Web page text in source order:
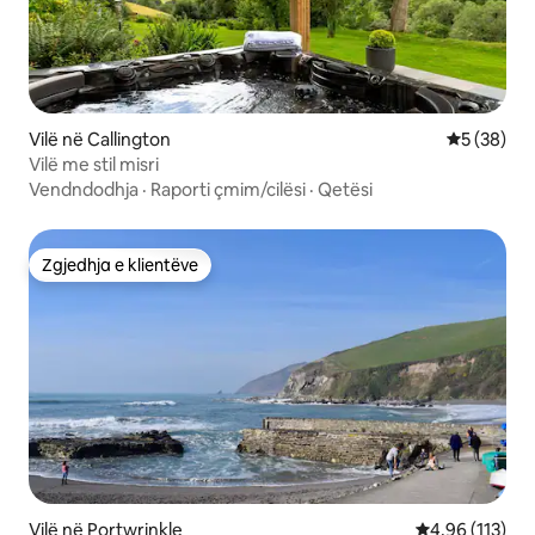
Vilë në Callington Vlerësimi
5 (38)
Vilë me stil misri
Vendndodhja · Raporti çmim/cilësi · Qetësi
Zgjedhja e klientëve
Zgjedhja e klientëve
Vilë në Portwrinkle Vlerësimi
4,96 (113)